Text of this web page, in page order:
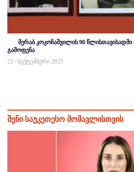
მერაბ კოკოჩაშვილის 90
გამოფენა
22 / სექტემბერი 2025
შენი საუკეთესო მომავლისთვის